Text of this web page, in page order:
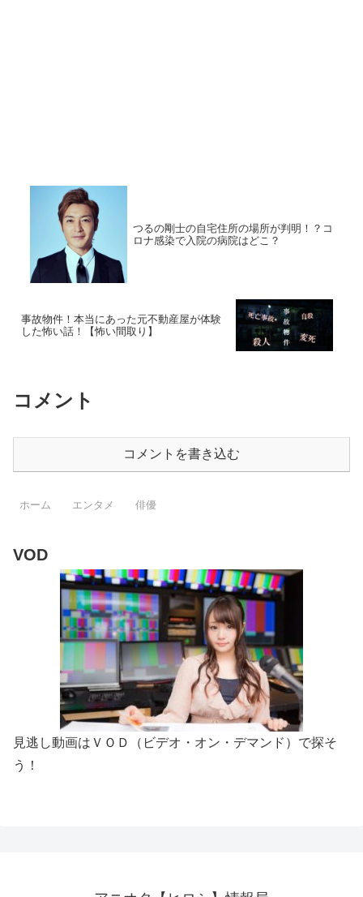
つるの剛士の自宅住所の場所が判明！？コ
ロナ感染で入院の病院はどこ？
事故物件！本当にあった元不動産屋が体験
した怖い話！【怖い間取り】
コメント
コメントを書き込む
ホーム エンタメ 俳優
VOD
見逃し動画はＶＯＤ（ビデオ・オン・デマンド）で探そ
う！